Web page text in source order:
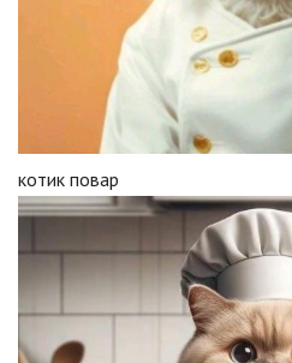
котик повар